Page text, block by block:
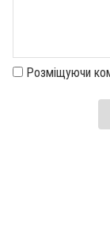
Розміщуючи